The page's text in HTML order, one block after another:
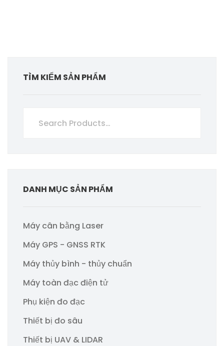
TÌM KIẾM SẢN PHẨM
DANH MỤC SẢN PHẨM
Máy cân bằng Laser
Máy GPS - GNSS RTK
Máy thủy bình - thủy chuẩn
Máy toàn đạc điện tử
Phụ kiện đo đạc
Thiết bị đo sâu
Thiết bị UAV & LIDAR